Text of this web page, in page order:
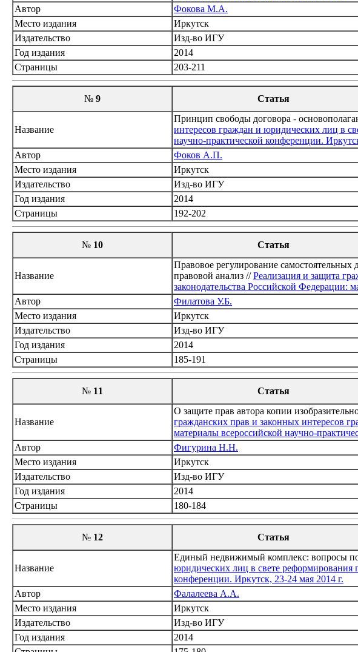
Автор
Фокова М.А.
Место издания
Иркутск
Издательство
Изд-во ИГУ
Год издания
2014
Страницы
203-211
№ 9 Статья
Название
Принцип свободы договора -
интересов граждан и юридических лиц в
научно-практической конференции.
Автор
Фоков А.П.
Место издания
Иркутск
Издательство
Изд-во ИГУ
Год издания
2014
Страницы
192-202
№ 10 Статья
Название
Правовое регулирование
правовой анализ //Реализация и защита
законодательства Российской Федерации:
Автор
Филатова У.Б.
Место издания
Иркутск
Издательство
Изд-во ИГУ
Год издания
2014
Страницы
185-191
№ 11 Статья
Название
О защите прав автора копии
гражданских прав и законных интересов
материалы всероссийской научно-
Автор
Фигурина Н.Н.
Место издания
Иркутск
Издательство
Изд-во ИГУ
Год издания
2014
Страницы
180-184
№ 12 Статья
Название
Единый недвижимый комплекс: вопросы
юридических лиц в свете реформирования
конференции. Иркутск, 23-24 мая 2014 г.
Автор
Фалалеева А.А.
Место издания
Иркутск
Издательство
Изд-во ИГУ
Год издания
2014